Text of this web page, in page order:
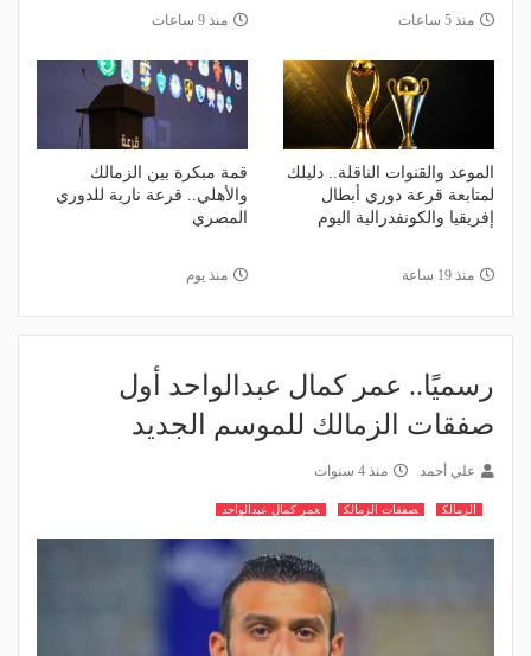
منذ 5 ساعات منذ 9 ساعات
الموعد والقنوات الناقلة.. دليلك
لمتابعة قرعة دوري أبطال
إفريقيا والكونفدرالية اليوم
منذ 19 ساعة
قمة مبكرة بين الزمالك
والأهلي.. قرعة نارية للدوري
المصري
منذ يوم
رسميًا.. عمر كمال عبدالواحد أول
صفقات الزمالك للموسم الجديد
علي أحمد منذ 4 سنوات
الزمالك صفقات الزمالك عمر كمال عبدالواحد